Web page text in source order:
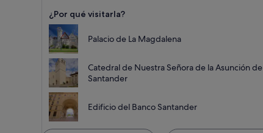
¿Por qué visitarla?
Palacio de La Magdalena
Catedral de Nuestra Señora de la Asunción de
Santander
Edificio del Banco Santander